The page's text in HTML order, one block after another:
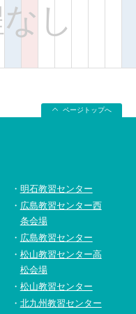
し
ページトップへ
明石教習センター
広島教習センター西
条会場
広島教習センター
松山教習センター高
松会場
松山教習センター
北九州教習センター